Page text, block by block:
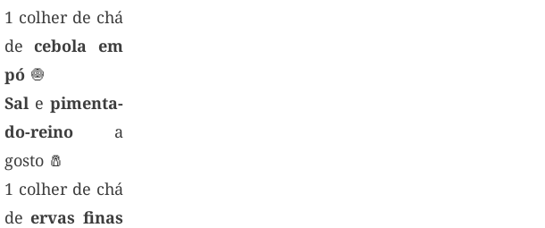
1 colher de chá
decebola em
pó🧅
Sal epimenta-
do-reinoa
gosto 🧂
1 colher de chá
deervas finas